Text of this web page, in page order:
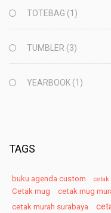
TOTEBAG (1)
TUMBLER (3)
YEARBOOK (1)
TAGS
buku agenda custom cetak
Cetak mug cetak mug
cetak murah surabaya